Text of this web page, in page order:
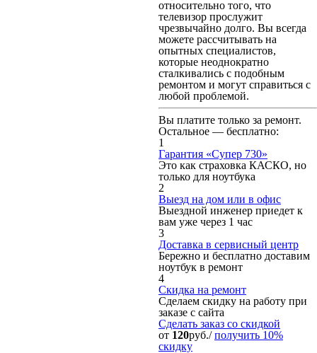
относительно того, что
телевизор прослужит
чрезвычайно долго. Вы всегда
можете рассчитывать на
опытных специалистов,
которые неоднократно
сталкивались с подобным
ремонтом и могут справиться с
любой проблемой.
Вы платите только за ремонт.
Остальное — бесплатно:
1
Гарантия «Супер 730»
Это как страховка КАСКО, но
только для ноутбука
2
Выезд на дом или в офис
Выездной инженер приедет к
вам уже через 1 час
3
Доставка в сервисный центр
Бережно и бесплатно доставим
ноутбук в ремонт
4
Скидка на ремонт
Сделаем скидку на работу при
заказе с сайта
Сделать заказ со скидкой
от 120руб./получить 10%
скидку